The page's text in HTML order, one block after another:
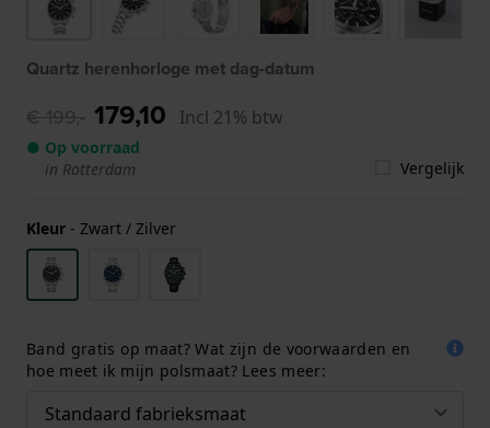
Quartz herenhorloge met dag-datum
€ 199,- 179,10 Incl 21% btw
● Op voorraad
in Rotterdam
Vergelijk
Kleur - Zwart / Zilver
Band gratis op maat? Wat zijn de voorwaarden en
hoe meet ik mijn polsmaat? Lees meer: